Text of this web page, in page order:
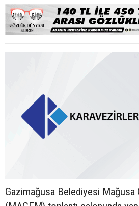
Gazimağusa Belediyesi Mağusa